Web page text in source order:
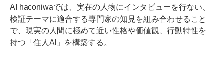
AI haconiwaでは、実在の人物にインタビューを行ない、
検証テーマに適合する専門家の知見を組み合わせること
で、現実の人間に極めて近い性格や価値観、行動特性を
持つ「住人AI」を構築する。